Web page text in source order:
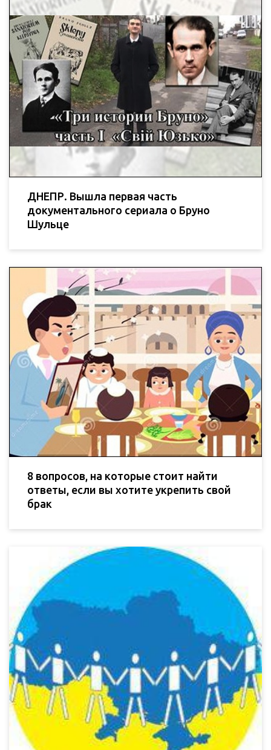
ДНЕПР. Вышла первая часть
документального сериала о Бруно
Шульце
8 вопросов, на которые стоит найти
ответы, если вы хотите укрепить свой
брак